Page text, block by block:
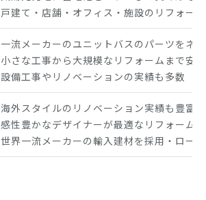
戸建て・店舗・オフィス・施設のリフォー
一流メーカーのユニットバスのパーツをネ
小さな工事から大規模なリフォームまで安
設備工事やリノベーションの実績も多数
海外スタイルのリノベーション実績も豊富
感性豊かなデザイナーが最適なリフォーム
世界一流メーカーの輸入建材を採用・ロー